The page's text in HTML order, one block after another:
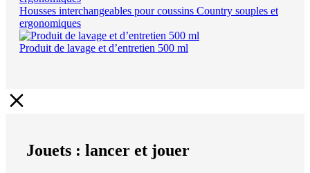
Housses interchangeables pour coussins Country souples et
ergonomiques
Produit de lavage et d’entretien 500 ml
Jouets : lancer et jouer